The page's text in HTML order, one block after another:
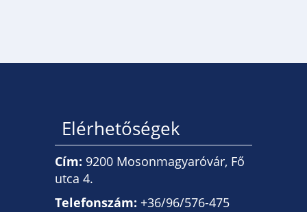
Elérhetőségek
Cím: 9200 Mosonmagyaróvár, Fő
utca 4.
Telefonszám: +36/96/576-475